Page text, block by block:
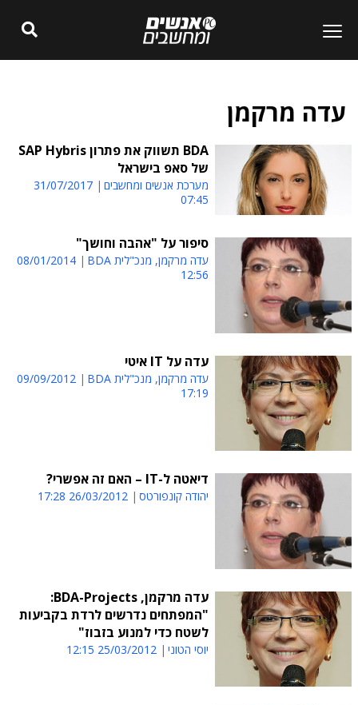
עדה מרקמן
BDA תשווק את פתרון SAP Hybris
של סאפ בישראל
מערכת אנשים ומחשבים
31/07/2017
07:45
סיפור על "אהבה וחושך"
עדה מרקמן, מנכ"לית BDA
08/01/2014
12:56
עדה על IT איטי
עדה מרקמן, מנכ"לית BDA
09/09/2012
17:19
דיאטה ל-IT – האם זה אפשרי?
יהודה קונפורטס 26/03/2012 17:28
עדה מרקמן, BDA-Projects:
"המפתחים נדרשים לרדת בקביעות
לשטח כדי למנוע בזבוז"
יוסי הטוני 25/03/2012 12:15